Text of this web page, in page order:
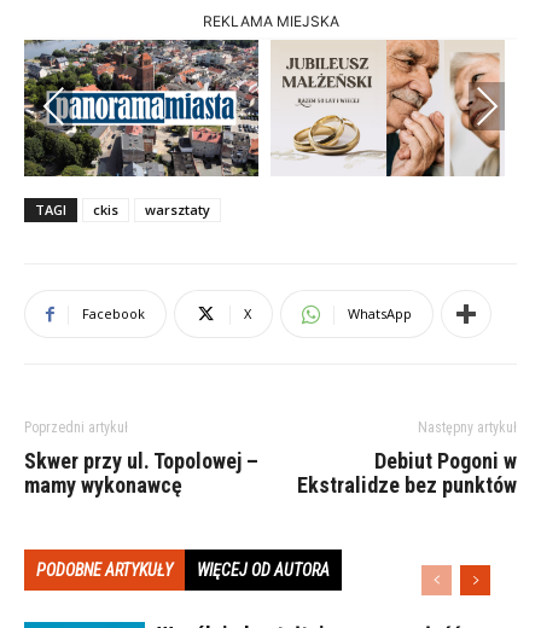
REKLAMA MIEJSKA
Previous Next
TAGI ckis warsztaty
Facebook X WhatsApp
Poprzedni artykuł
Skwer przy ul. Topolowej –
mamy wykonawcę
Następny artykuł
Debiut Pogoni w
Ekstralidze bez punktów
PODOBNE ARTYKUŁY WIĘCEJ OD AUTORA